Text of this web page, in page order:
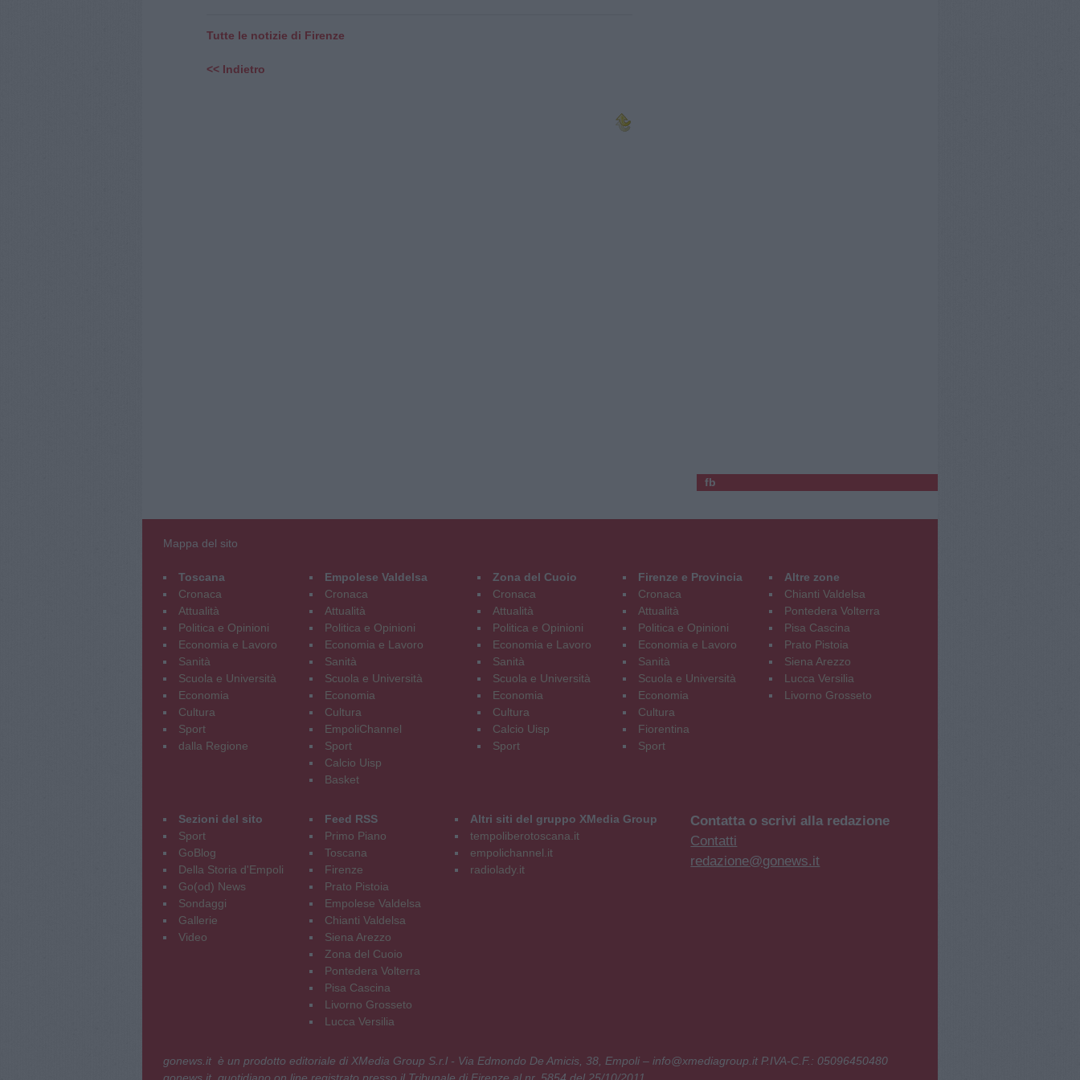
Tutte le notizie di Firenze
<< Indietro
fb
Mappa del sito
Toscana
Cronaca
Attualità
Politica e Opinioni
Economia e Lavoro
Sanità
Scuola e Università
Economia
Cultura
Sport
dalla Regione
Empolese Valdelsa
Cronaca
Attualità
Politica e Opinioni
Economia e Lavoro
Sanità
Scuola e Università
Economia
Cultura
EmpoliChannel
Sport
Calcio Uisp
Basket
Zona del Cuoio
Cronaca
Attualità
Politica e Opinioni
Economia e Lavoro
Sanità
Scuola e Università
Economia
Cultura
Calcio Uisp
Sport
Firenze e Provincia
Cronaca
Attualità
Politica e Opinioni
Economia e Lavoro
Sanità
Scuola e Università
Economia
Cultura
Fiorentina
Sport
Altre zone
Chianti Valdelsa
Pontedera Volterra
Pisa Cascina
Prato Pistoia
Siena Arezzo
Lucca Versilia
Livorno Grosseto
Sezioni del sito
Sport
GoBlog
Della Storia d'Empoli
Go(od) News
Sondaggi
Gallerie
Video
Feed RSS
Primo Piano
Toscana
Firenze
Prato Pistoia
Empolese Valdelsa
Chianti Valdelsa
Siena Arezzo
Zona del Cuoio
Pontedera Volterra
Pisa Cascina
Livorno Grosseto
Lucca Versilia
Altri siti del gruppo XMedia Group
tempoliberotoscana.it
empolichannel.it
radiolady.it
Contatta o scrivi alla redazione
Contatti
redazione@gonews.it
gonews.it è un prodotto editoriale di XMedia Group S.r.l - Via Edmondo De Amicis, 38, Empoli – info@xmediagroup.it P.IVA-C.F.: 05096450480